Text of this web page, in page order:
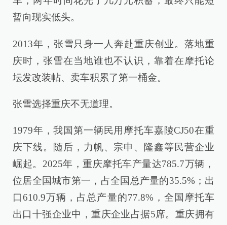
暂向现实低头。
2013年，张雪只身一人奔赴重庆创业。落地重
庆时，张雪在当地谁也不认识，靠着在摩托论
坛发改装帖、卖车积累了第一桶金。
张雪选择重庆不无道理。
1979年，我国第一辆民用摩托车嘉陵CJ50在重
庆下线。随后，力帆、宗申、隆鑫等民营企业
崛起。2025年，重庆摩托车产量达785.7万辆，
位居全国城市第一，占全国总产量的35.5%；出
口610.9万辆，占总产量的77.8%，全国摩托车
出口十强企业中，重庆企业占据5席。重庆拥有